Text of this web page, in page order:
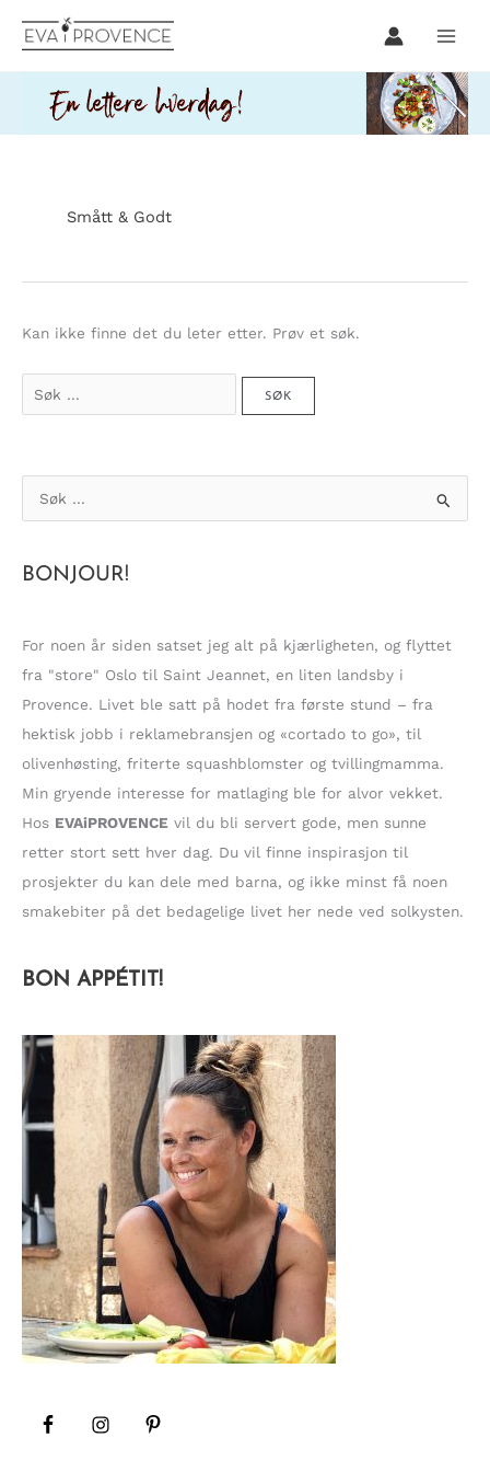
rett
innholdet
Smått & Godt
Kan ikke finne det du leter etter. Prøv et søk.
etter:
ø
e
e
:
BONJOUR!
For noen år siden satset jeg alt på kjærligheten, og flyttet
fra "store" Oslo til Saint Jeannet, en liten landsby i
Provence. Livet ble satt på hodet fra første stund – fra
hektisk jobb i reklamebransjen og «cortado to go», til
olivenhøsting, friterte squashblomster og tvillingmamma.
Min gryende interesse for matlaging ble for alvor vekket.
Hos EVAiPROVENCE vil du bli servert gode, men sunne
retter stort sett hver dag. Du vil finne inspirasjon til
prosjekter du kan dele med barna, og ikke minst få noen
smakebiter på det bedagelige livet her nede ved solkysten.
BON APPÉTIT!